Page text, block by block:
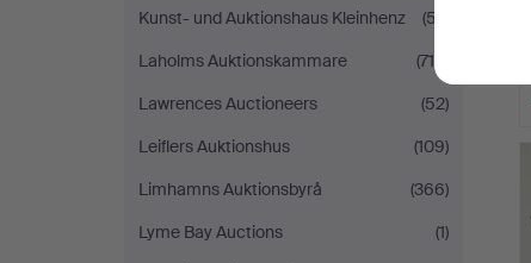
Kunst- und Auktionshaus Kleinhenz
(57)
Laholms Auktionskammare
(715)
Lawrences Auctioneers
(52)
Leiflers Auktionshus
(109)
Limhamns Auktionsbyrå
(366)
Lyme Bay Auctions
(1)